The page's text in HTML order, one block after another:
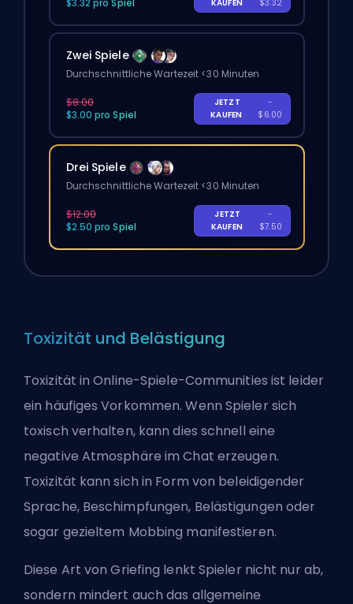
$3.32 pro Spiel
KAUFEN
$3.32
Zwei Spiele
Durchschnittliche Wartezeit <30 Minuten
$8.00
$3.00 pro Spiel
JETZT
KAUFEN
-
$6.00
Drei Spiele
Durchschnittliche Wartezeit <30 Minuten
$12.00
$2.50 pro Spiel
JETZT
KAUFEN
-
$7.50
Toxizität und Belästigung
Toxizität in Online-Spiele-Communities ist leider
ein häufiges Vorkommen. Wenn Spieler sich
toxisch verhalten, kann dies schnell eine
negative Atmosphäre im Chat erzeugen.
Toxizität kann sich in Form von beleidigender
Sprache, Beschimpfungen, Belästigungen oder
sogar gezieltem Mobbing manifestieren.
Diese Art vonGriefing lenkt Spieler nicht nur ab,
sondern mindert auch das allgemeine